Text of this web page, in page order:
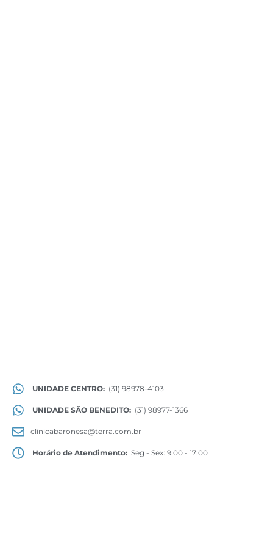
UNIDADE CENTRO: (31) 98978-4103
UNIDADE SÃO BENEDITO: (31) 98977-1366
clinicabaronesa@terra.com.br
Horário de Atendimento: Seg - Sex: 9:00 - 17:00